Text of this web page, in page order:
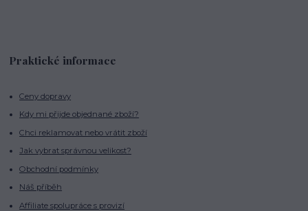
Praktické informace
Ceny dopravy
Kdy mi přijde objednané zboží?
Chci reklamovat nebo vrátit zboží
Jak vybrat správnou velikost?
Obchodní podmínky
Náš příběh
Affiliate spolupráce s provizí